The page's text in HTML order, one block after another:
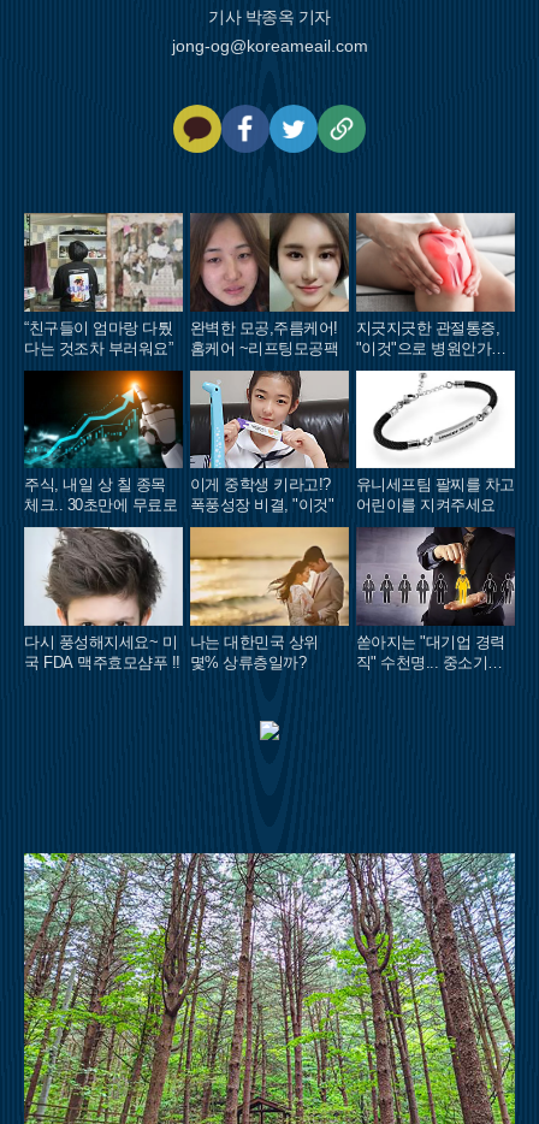
기사 박종옥 기자
jong-og@koreameail.com
톡
북
복
사
“친구들이 엄마랑 다퉜
다는 것조차 부러워요”
완벽한 모공,주름케어!
홈케어 ~리프팅모공팩
지긋지긋한 관절통증,
"이것"으로 병원안가도
돼..
주식, 내일 상 칠 종목
체크.. 30초만에 무료로
이게 중학생 키라고!?
폭풍성장 비결, "이것"
유니세프팀 팔찌를 차고
어린이를 지켜주세요
다시 풍성해지세요~ 미
국 FDA 맥주효모샴푸 !!
나는 대한민국 상위
몇% 상류층일까?
쏟아지는 "대기업 경력
직" 수천명... 중소기업